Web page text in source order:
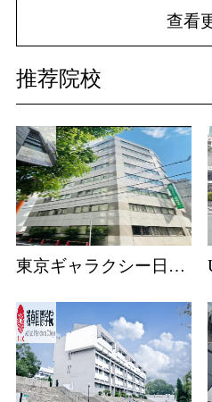
查看
推荐院校
東京ギャラクシー日本語学校